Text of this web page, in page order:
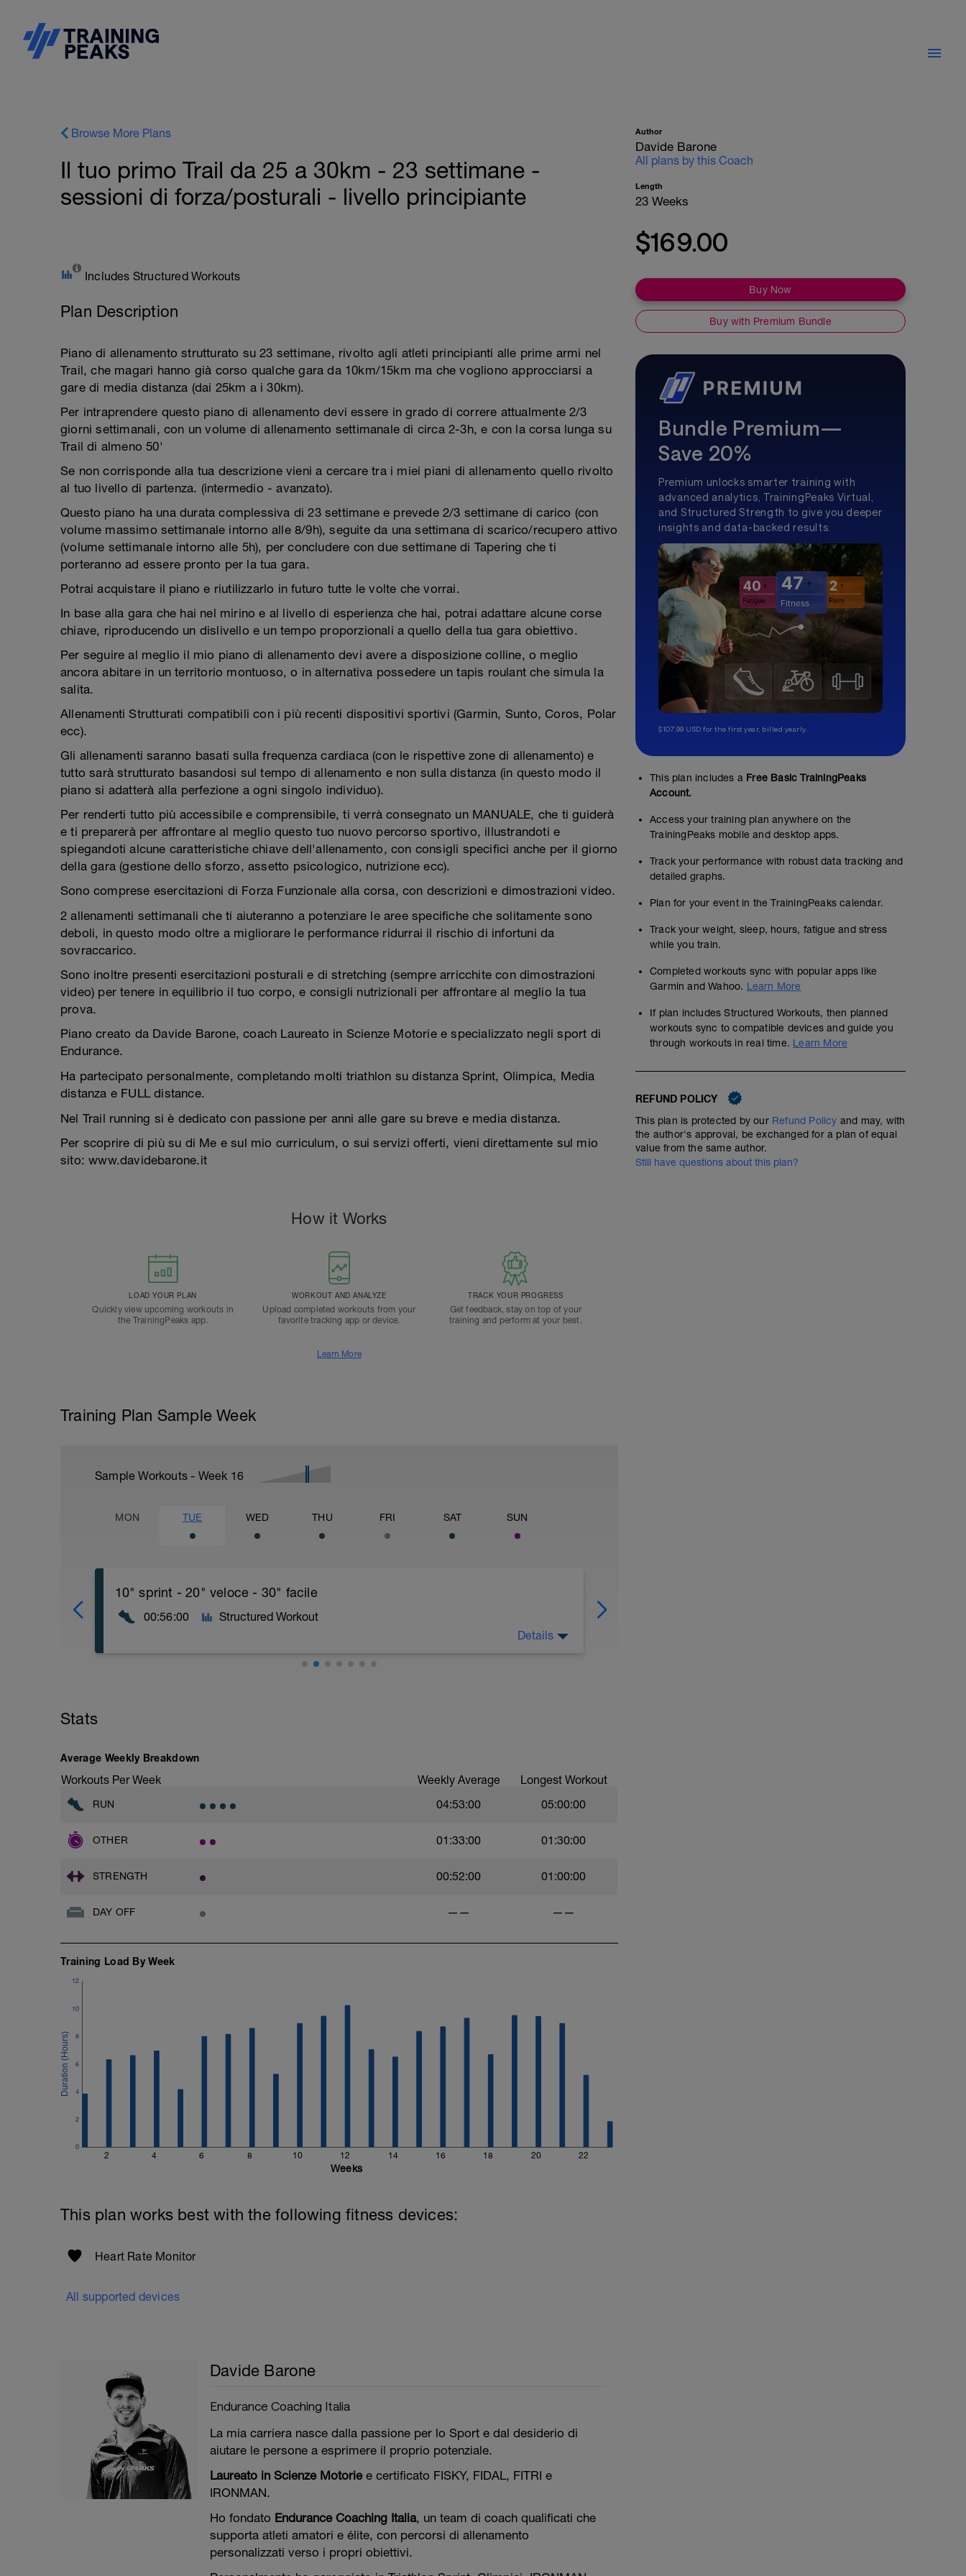
Browse More Plans
Il tuo primo Trail da 25 a 30km - 23 settimane -
sessioni di forza/posturali - livello principiante
Includes Structured Workouts
Plan Description
Piano di allenamento strutturato su 23 settimane, rivolto agli atleti principianti alle prime armi nel
Trail, che magari hanno già corso qualche gara da 10km/15km ma che vogliono approcciarsi a
gare di media distanza (dai 25km a i 30km).
Per intraprendere questo piano di allenamento devi essere in grado di correre attualmente 2/3
giorni settimanali, con un volume di allenamento settimanale di circa 2-3h, e con la corsa lunga su
Trail di almeno 50'
Se non corrisponde alla tua descrizione vieni a cercare tra i miei piani di allenamento quello rivolto
al tuo livello di partenza. (intermedio - avanzato).
Questo piano ha una durata complessiva di 23 settimane e prevede 2/3 settimane di carico (con
volume massimo settimanale intorno alle 8/9h), seguite da una settimana di scarico/recupero attivo
(volume settimanale intorno alle 5h), per concludere con due settimane di Tapering che ti
porteranno ad essere pronto per la tua gara.
Potrai acquistare il piano e riutilizzarlo in futuro tutte le volte che vorrai.
In base alla gara che hai nel mirino e al livello di esperienza che hai, potrai adattare alcune corse
chiave, riproducendo un dislivello e un tempo proporzionali a quello della tua gara obiettivo.
Per seguire al meglio il mio piano di allenamento devi avere a disposizione colline, o meglio
ancora abitare in un territorio montuoso, o in alternativa possedere un tapis roulant che simula la
salita.
Allenamenti Strutturati compatibili con i più recenti dispositivi sportivi (Garmin, Sunto, Coros, Polar
ecc).
Gli allenamenti saranno basati sulla frequenza cardiaca (con le rispettive zone di allenamento) e
tutto sarà strutturato basandosi sul tempo di allenamento e non sulla distanza (in questo modo il
piano si adatterà alla perfezione a ogni singolo individuo).
Per renderti tutto più accessibile e comprensibile, ti verrà consegnato un MANUALE, che ti guiderà
e ti preparerà per affrontare al meglio questo tuo nuovo percorso sportivo, illustrandoti e
spiegandoti alcune caratteristiche chiave dell'allenamento, con consigli specifici anche per il giorno
della gara (gestione dello sforzo, assetto psicologico, nutrizione ecc).
Sono comprese esercitazioni di Forza Funzionale alla corsa, con descrizioni e dimostrazioni video.
2 allenamenti settimanali che ti aiuteranno a potenziare le aree specifiche che solitamente sono
deboli, in questo modo oltre a migliorare le performance ridurrai il rischio di infortuni da
sovraccarico.
Sono inoltre presenti esercitazioni posturali e di stretching (sempre arricchite con dimostrazioni
video) per tenere in equilibrio il tuo corpo, e consigli nutrizionali per affrontare al meglio la tua
prova.
Piano creato da Davide Barone, coach Laureato in Scienze Motorie e specializzato negli sport di
Endurance.
Ha partecipato personalmente, completando molti triathlon su distanza Sprint, Olimpica, Media
distanza e FULL distance.
Nel Trail running si è dedicato con passione per anni alle gare su breve e media distanza.
Per scoprire di più su di Me e sul mio curriculum, o sui servizi offerti, vieni direttamente sul mio
sito: www.davidebarone.it
How it Works
LOAD YOUR PLAN
Quickly view upcoming workouts in
the TrainingPeaks app.
WORKOUT AND ANALYZE
Upload completed workouts from your
favorite tracking app or device.
TRACK YOUR PROGRESS
Get feedback, stay on top of your
training and perform at your best.
Learn More
Training Plan Sample Week
Sample Workouts - Week 16
MON TUE WED THU FRI SAT SUN
10" sprint - 20" veloce - 30" facile
00:56:00 Structured Workout
---------------------------------------
3 serie di:
-20" Corsa veloce: ritmo che terresti in uno sforzo di 3-5km. Alta intensità
-30" Corsa facile - jogging per recuperare parzialmente
Ripeti 5 volte, per 5 minuti in totale di esercizio
---------------------------------------
Details
Stats
Average Weekly Breakdown
Workouts Per Week Weekly Average Longest Workout
RUN 04:53:00 05:00:00
OTHER 01:33:00 01:30:00
STRENGTH 00:52:00 01:00:00
DAY OFF —— ——
Training Load By Week
2 4 6 8 10 12 14 16 18 20 22
0
2
4
6
8
10
12
Weeks
This plan works best with the following fitness devices:
Heart Rate Monitor
All supported devices
Davide Barone
Endurance Coaching Italia
La mia carriera nasce dalla passione per lo Sport e dal desiderio di
aiutare le persone a esprimere il proprio potenziale.
Laureato in Scienze Motoriee certificato FISKY, FIDAL, FITRI e
IRONMAN.
Ho fondato Endurance Coaching Italia, un team di coach qualificati che
supporta atleti amatori e élite, con percorsi di allenamento
personalizzati verso i propri obiettivi.
Author
Davide Barone
All plans by this Coach
Length
23 Weeks
$169.00
Buy Now
Buy with Premium Bundle
Bundle Premium—
Save 20%
Premium unlocks smarter training with
advanced analytics, TrainingPeaks Virtual,
and Structured Strength to give you deeper
insights and data-backed results.
$107.99 USD for the first year, billed yearly.
This plan includes a Free Basic TrainingPeaks
Account.
Access your training plan anywhere on the
TrainingPeaks mobile and desktop apps.
Track your performance with robust data tracking and
detailed graphs.
Plan for your event in the TrainingPeaks calendar.
Track your weight, sleep, hours, fatigue and stress
while you train.
Completed workouts sync with popular apps like
Garmin and Wahoo. Learn More
If plan includes Structured Workouts, then planned
workouts sync to compatible devices and guide you
through workouts in real time. Learn More
REFUND POLICY
This plan is protected by our Refund Policy and may, with
the author's approval, be exchanged for a plan of equal
value from the same author.
Still have questions about this plan?